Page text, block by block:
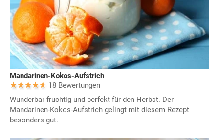
Mandarinen-Kokos-Aufstrich
18 Bewertungen
Wunderbar fruchtig und perfekt für den Herbst. Der
Mandarinen-Kokos-Aufstrich gelingt mit diesem Rezept
besonders gut.